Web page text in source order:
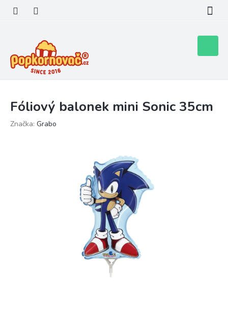
obsah
košík
Fóliový balonek mini Sonic 35cm
Značka: Grabo